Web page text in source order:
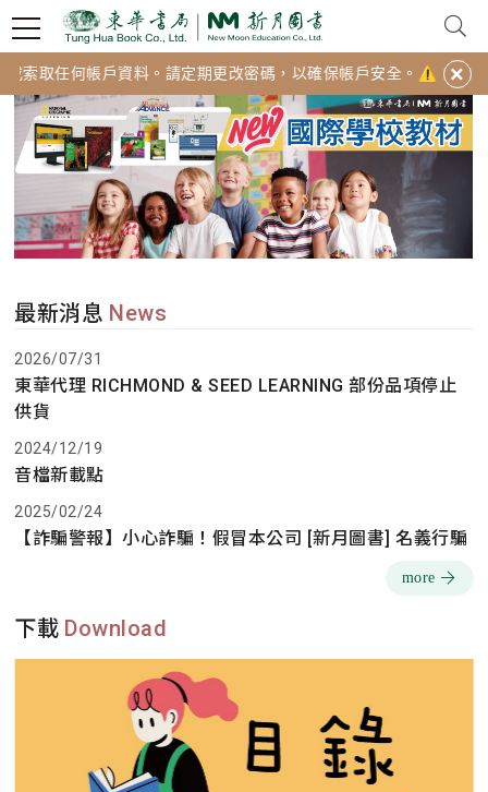
×
任何帳戶資料。請定期更改密碼，以確保帳戶安全。⚠️
最新消息 News
2026/07/31
東華代理 RICHMOND & SEED LEARNING 部份品項停止
供貨
2024/12/19
音檔新載點
2025/02/24
【詐騙警報】小心詐騙！假冒本公司 [新月圖書] 名義行騙
more
下載 Download